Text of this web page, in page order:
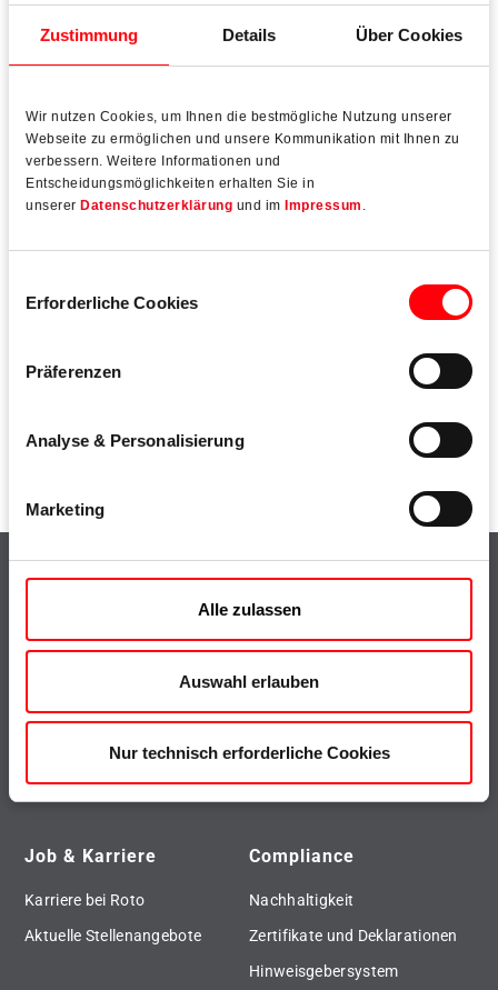
Zustimmung Details Über Cookies
Wir nutzen Cookies, um Ihnen die bestmögliche Nutzung unserer
Webseite zu ermöglichen und unsere Kommunikation mit Ihnen zu
verbessern. Weitere Informationen und
Entscheidungsmöglichkeiten erhalten Sie in
unserer Datenschutzerklärung und im Impressum .
Erforderliche Cookies
Präferenzen
Analyse & Personalisierung
Marketing
Alle zulassen
Auswahl erlauben
Nur technisch erforderliche Cookies
Aktuelle Stellenangebote
Produktfinder
Referenzen
Roto Ersatzteil-Service
Fenster- und Türenservice
Top-Themen
Presse
Roto Inside
Roto Con Orders
Roto City
Roto Dachfenster
Job & Karriere
Karriere bei Roto
Aktuelle Stellenangebote
Compliance
Nachhaltigkeit
Zertifikate und Deklarationen
Hinweisgebersystem